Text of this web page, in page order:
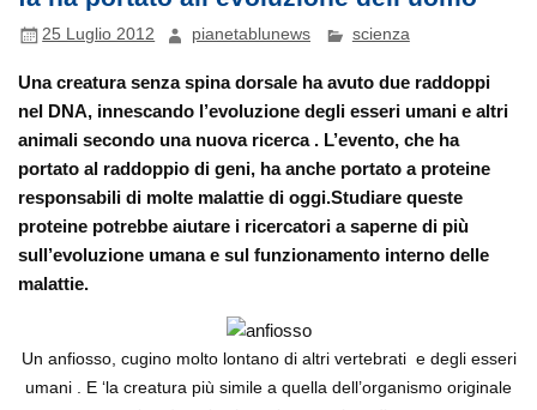
25 Luglio 2012 pianetablunews scienza
Una creatura senza spina dorsale ha avuto due raddoppi
nel DNA, innescando l’evoluzione degli esseri umani e altri
animali secondo una nuova ricerca . L’evento, che ha
portato al raddoppio di geni, ha anche portato a proteine ​​
responsabili di molte malattie di oggi.Studiare queste
proteine ​​potrebbe aiutare i ricercatori a saperne di più
sull’evoluzione umana e sul funzionamento interno delle
malattie.
Un anfiosso, cugino molto lontano di altri vertebrati e degli esseri
umani . E ‘la creatura più simile a quella dell’organismo originale